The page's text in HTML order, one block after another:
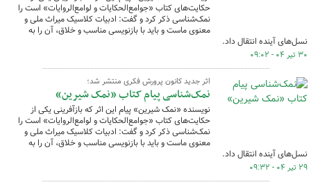
حکایت‌های کتاب «جوامع‌الحکایات و لوامع‌الروایات» است را
نمک‌شناسی ذکر کرد و گفت: ادبیات کلاسیک میراث ملی و
معنوی ماست و باید با بازنویسی مناسب و خلاق، آن را به
نسل‌های آینده انتقال داد.
۳۰ تیر ۰۴ - ۰۹:۰۲
اثر جدید کانون پرورش فکری منتشر شد؛
نمک‌شناسی پیام کتاب «نمک شیرین»
نویسنده «نمک شیرین» پیام این اثر که بازآفرینی یکی از
حکایت‌های کتاب «جوامع‌الحکایات و لوامع‌الروایات» است را
نمک‌شناسی ذکر کرد و گفت: ادبیات کلاسیک میراث ملی و
معنوی ماست و باید با بازنویسی مناسب و خلاق، آن را به
نسل‌های آینده انتقال داد.
۲۹ تیر ۰۴ - ۰۹:۳۲